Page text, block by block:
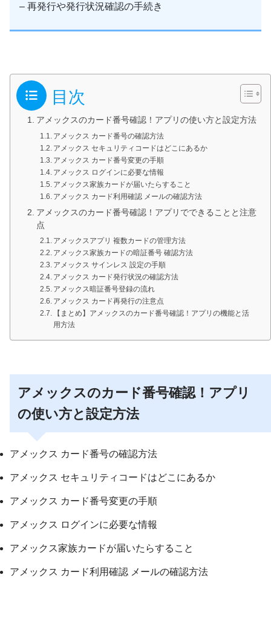
– 再発行や発行状況確認の手続き
目次
アメックスのカード番号確認！アプリの使い方と設定方法
アメックス カード番号の確認方法
アメックス セキュリティコードはどこにあるか
アメックス カード番号変更の手順
アメックス ログインに必要な情報
アメックス家族カードが届いたらすること
アメックス カード利用確認 メールの確認方法
アメックスのカード番号確認！アプリでできることと注意
点
アメックスアプリ 複数カードの管理方法
アメックス家族カードの暗証番号 確認方法
アメックス サインレス 設定の手順
アメックス カード発行状況の確認方法
アメックス暗証番号登録の流れ
アメックス カード再発行の注意点
【まとめ】アメックスのカード番号確認！アプリの機能と活
用方法
アメックスのカード番号確認！アプリ
の使い方と設定方法
アメックス カード番号の確認方法
アメックス セキュリティコードはどこにあるか
アメックス カード番号変更の手順
アメックス ログインに必要な情報
アメックス家族カードが届いたらすること
アメックス カード利用確認 メールの確認方法